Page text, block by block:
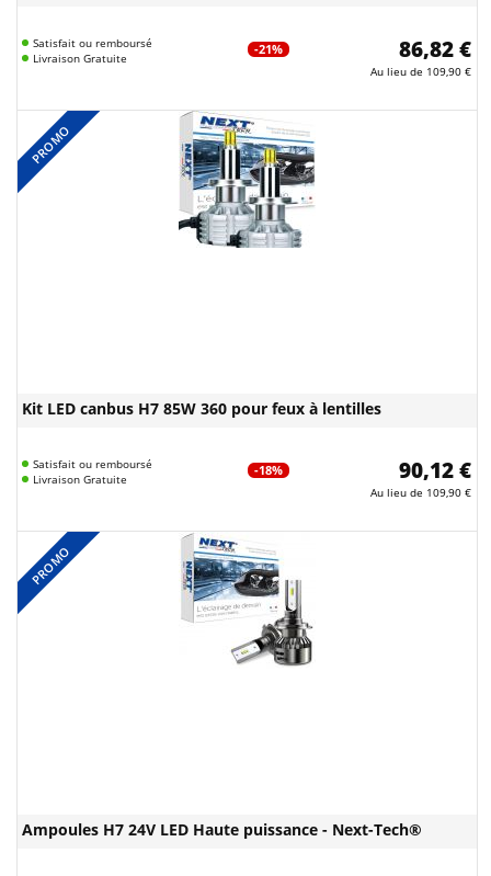
Satisfait ou remboursé
Livraison Gratuite
-21% 86,82 €
Au lieu de 109,90 €
PROMO
Kit LED canbus H7 85W 360 pour feux à lentilles
Satisfait ou remboursé
Livraison Gratuite
-18% 90,12 €
Au lieu de 109,90 €
PROMO
Ampoules H7 24V LED Haute puissance - Next-Tech®